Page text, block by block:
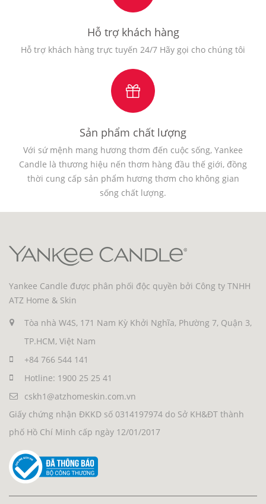
Hỗ trợ khách hàng
Hỗ trợ khách hàng trực tuyến 24/7 Hãy gọi cho chúng tôi
Sản phẩm chất lượng
Với sứ mệnh mang hương thơm đến cuộc sống, Yankee
Candle là thương hiệu nến thơm hàng đầu thế giới, đồng
thời cung cấp sản phẩm hương thơm cho không gian
sống chất lượng.
Yankee Candle được phân phối độc quyền bởi Công ty TNHH
ATZ Home & Skin
Tòa nhà W4S, 171 Nam Kỳ Khởi Nghĩa, Phường 7, Quận 3,
TP.HCM, Việt Nam
+84 766 544 141
Hotline: 1900 25 25 41
cskh1@atzhomeskin.com.vn
Giấy chứng nhận ĐKKD số 0314197974 do Sở KH&ĐT thành
phố Hồ Chí Minh cấp ngày 12/01/2017